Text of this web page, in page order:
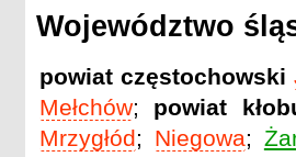
Województwo
powiat częstochowski
Mełchów; powiat
Mrzygłód; Niegowa;